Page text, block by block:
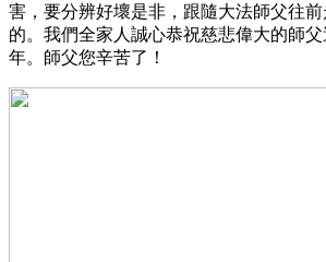
害，要分辨好壞是非，跟隨大法師父往
的。我們全家人誠心恭祝慈悲偉大的師
年。師父您辛苦了！